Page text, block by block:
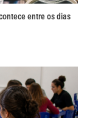
entre os dias